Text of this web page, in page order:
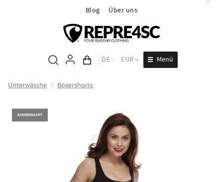
Blog Über uns
Inhalt des Wagens
DE EUR Menü
Unterwäsche / Boxershorts
AUSVERKAUFT